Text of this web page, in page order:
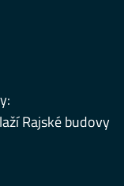
Rajské budovy